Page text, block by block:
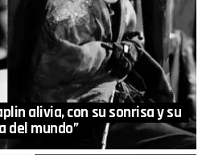
alivia, con su sonrisa y su
del mundo”